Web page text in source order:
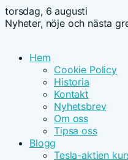
torsdag, 6 augusti
Nyheter, nöje och nästa
Hem
Cookie Policy
Historia
Kontakt
Nyhetsbrev
Om oss
Tipsa oss
Blogg
Tesla-aktien